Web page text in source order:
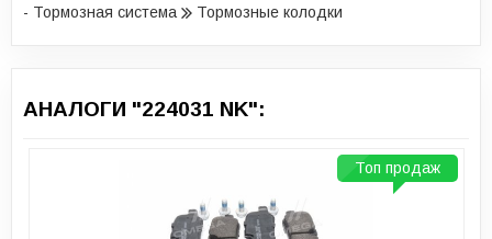
- Тормозная система
Тормозные колодки
АНАЛОГИ "224031 NK":
Топ продаж